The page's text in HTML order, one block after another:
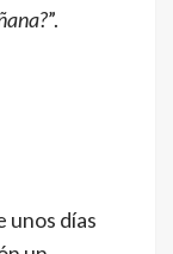
”.
unos días